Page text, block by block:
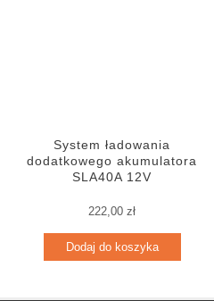
System ładowania
dodatkowego akumulatora
SLA40A 12V
222,00zł
Dodaj do koszyka